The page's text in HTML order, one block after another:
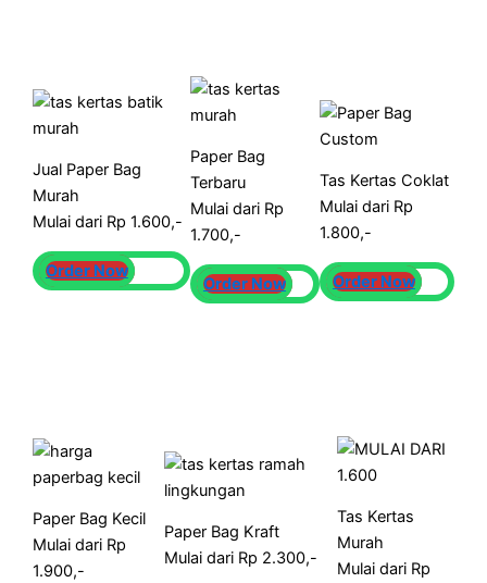
Jual Paper Bag
Murah
Mulai dari Rp 1.600,-
Order Now
Paper Bag
Terbaru
Mulai dari Rp
1.700,-
Order Now
Tas Kertas Coklat
Mulai dari Rp
1.800,-
Order Now
Paper Bag Kecil
Mulai dari Rp
1.900,-
Paper Bag Kraft
Mulai dari Rp 2.300,-
Tas Kertas
Murah
Mulai dari Rp